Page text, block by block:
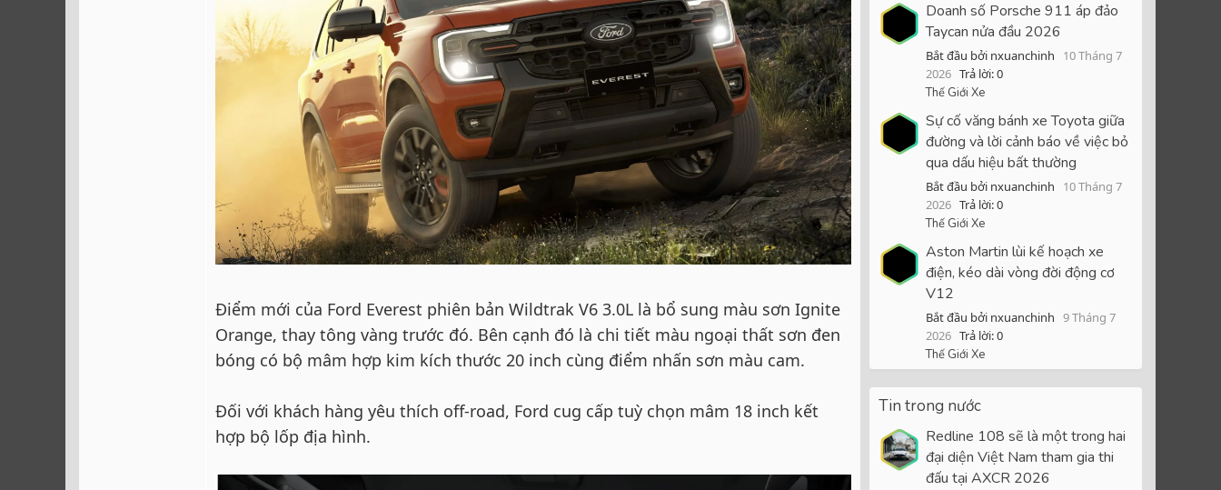
Điểm mới của Ford Everest phiên bản Wildtrak V6 3.0L là bổ sung màu sơn Ignite
Orange, thay tông vàng trước đó. Bên cạnh đó là chi tiết màu ngoại thất sơn đen
bóng có bộ mâm hợp kim kích thước 20 inch cùng điểm nhấn sơn màu cam.
Đối với khách hàng yêu thích off-road, Ford cug cấp tuỳ chọn mâm 18 inch kết
hợp bộ lốp địa hình.
Doanh số Porsche 911 áp đảo
Taycan nửa đầu 2026
Bắt đầu bởi nxuanchinh
10 Tháng 7
2026 Trả lời: 0
Thế Giới Xe
Sự cố văng bánh xe Toyota giữa
đường và lời cảnh báo về việc bỏ
qua dấu hiệu bất thường
Bắt đầu bởi nxuanchinh
10 Tháng 7
2026 Trả lời: 0
Thế Giới Xe
Aston Martin lùi kế hoạch xe
điện, kéo dài vòng đời động cơ
V12
Bắt đầu bởi nxuanchinh 9 Tháng 7
2026 Trả lời: 0
Thế Giới Xe
Tin trong nước
Redline 108 sẽ là một trong hai
đại diện Việt Nam tham gia thi
đấu tại AXCR 2026